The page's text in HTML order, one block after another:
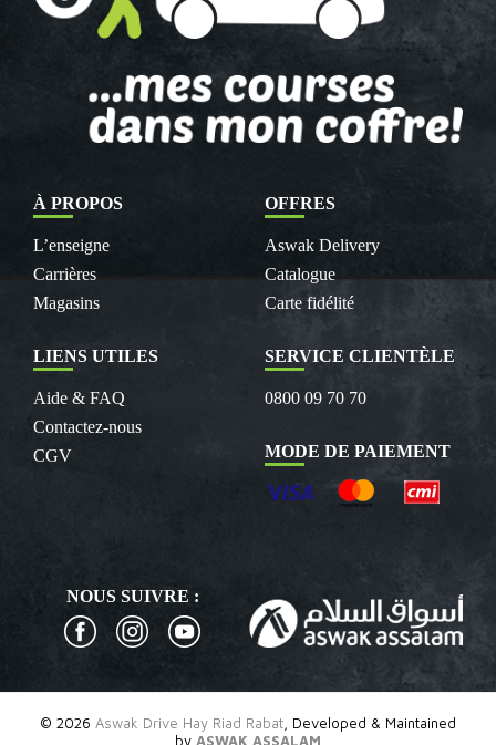
À PROPOS
L’enseigne
Carrières
Magasins
OFFRES
Aswak Delivery
Catalogue
Carte fidélité
LIENS UTILES
Aide & FAQ
Contactez-nous
CGV
SERVICE CLIENTÈLE
0800 09 70 70
MODE DE PAIEMENT
NOUS SUIVRE :
© 2026 Aswak Drive Hay Riad Rabat , Developed & Maintained
by ASWAK ASSALAM